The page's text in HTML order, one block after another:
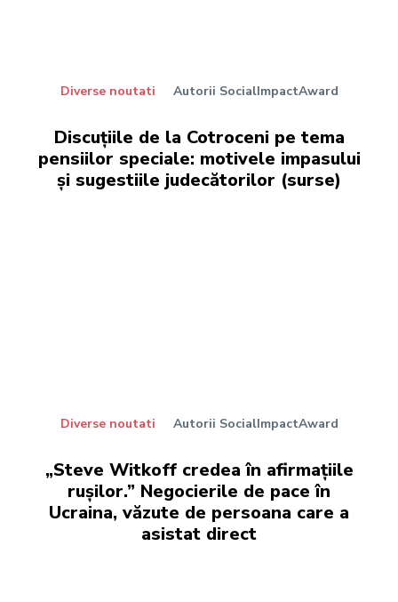
Diverse noutati Autorii SocialImpactAward
Discuțiile de la Cotroceni pe tema
pensiilor speciale: motivele impasului
și sugestiile judecătorilor (surse)
Diverse noutati Autorii SocialImpactAward
„Steve Witkoff credea în afirmațiile
rușilor.” Negocierile de pace în
Ucraina, văzute de persoana care a
asistat direct